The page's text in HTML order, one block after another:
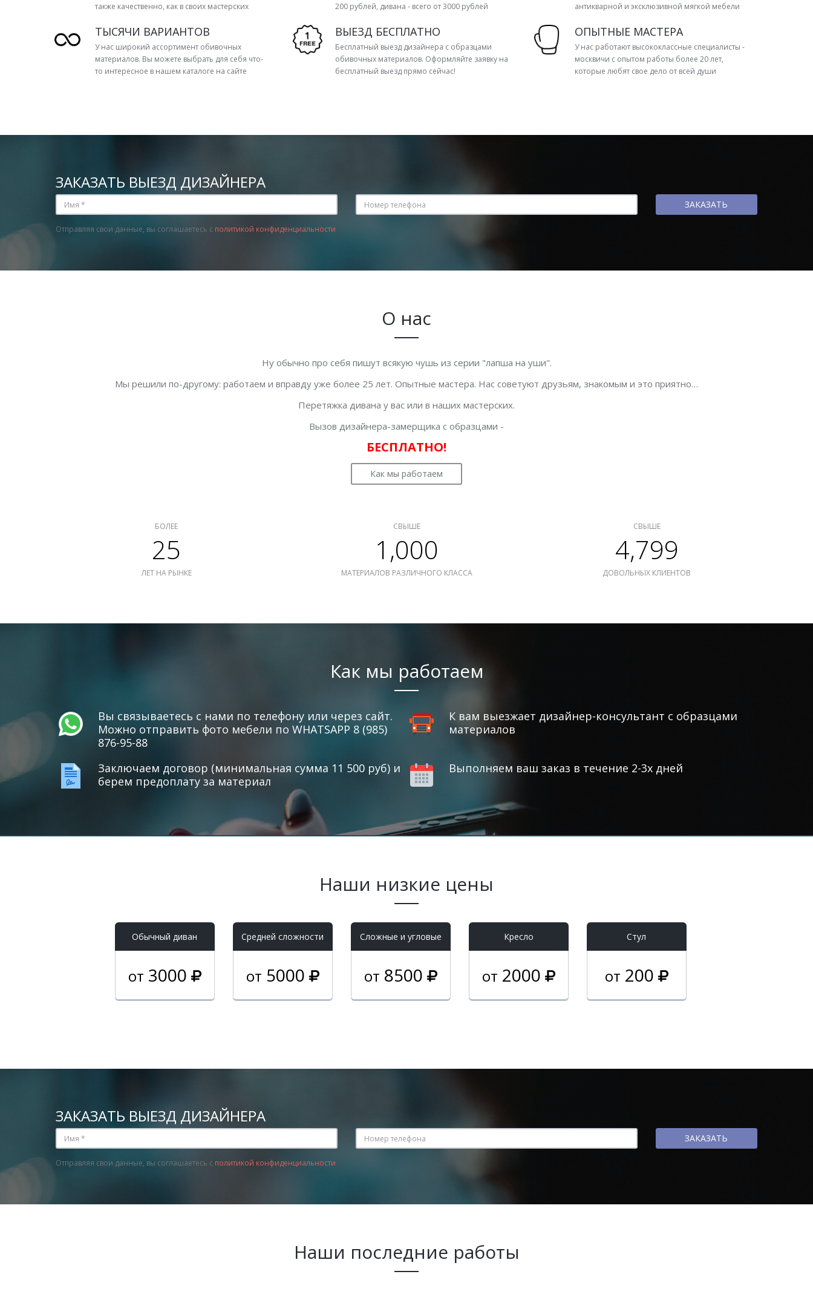
также качественно, как в своих мастерских
200 рублей, дивана - всего от 3000 рублей
антикварной и эксклюзивной мягкой мебели
ТЫСЯЧИ ВАРИАНТОВ
У нас широкий ассортимент обивочных
материалов. Вы можете выбрать для себя что-
то интересное в нашем каталоге на сайте
ВЫЕЗД БЕСПЛАТНО
Бесплатный выезд дизайнера с образцами
обивочных материалов. Оформляйте заявку на
бесплатный выезд прямо сейчас!
ОПЫТНЫЕ МАСТЕРА
У нас работают высококлассные специалисты -
москвичи с опытом работы более 20 лет,
которые любят свое дело от всей души
ЗАКАЗАТЬ ВЫЕЗД ДИЗАЙНЕРА
Отправляя свои данные, вы соглашаетесь с политикой конфиденциальности
О нас
Ну обычно про себя пишут всякую чушь из серии "лапша на уши".
Мы решили по-другому: работаем и вправду уже более 25 лет. Опытные мастера. Нас советуют друзьям, знакомым и это приятно…
Перетяжка дивана у вас или в наших мастерских.
Вызов дизайнера-замерщика с образцами -
БЕСПЛАТНО!
Как мы работаем
БОЛЕЕ
25
ЛЕТ НА РЫНКЕ
СВЫШЕ
1,000
МАТЕРИАЛОВ РАЗЛИЧНОГО КЛАССА
СВЫШЕ
4,799
ДОВОЛЬНЫХ КЛИЕНТОВ
Как мы работаем
Вы связываетесь с нами по телефону или через сайт.
Можно отправить фото мебели по WHATSAPP 8 (985)
876-95-88
К вам выезжает дизайнер-консультант с образцами
материалов
Заключаем договор (минимальная сумма 11 500 руб) и
берем предоплату за материал
Выполняем ваш заказ в течение 2-3х дней
Наши низкие цены
Обычный диван
от 3000
Средней сложности
от 5000
Cложные и угловые
от 8500
Кресло
от 2000
Стул
от 200
ЗАКАЗАТЬ ВЫЕЗД ДИЗАЙНЕРА
Отправляя свои данные, вы соглашаетесь с политикой конфиденциальности
Наши последние работы